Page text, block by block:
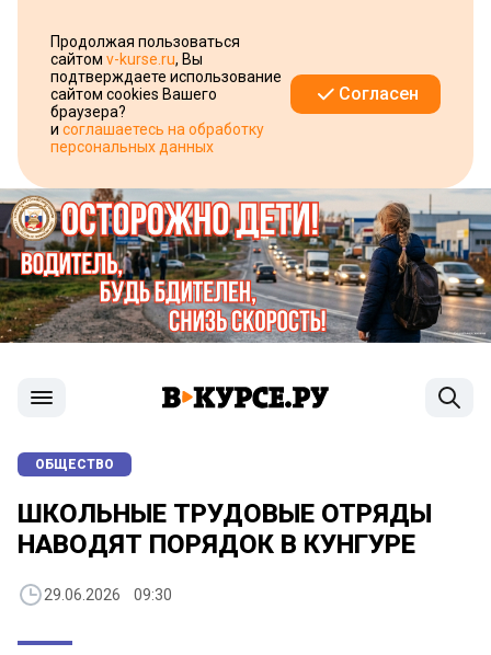
Продолжая пользоваться
сайтом v-kurse.ru, Вы
подтверждаете использование
сайтом cookies Вашего
браузера?
и соглашаетесь на обработку
персональных данных
Согласен
ОБЩЕСТВО
ШКОЛЬНЫЕ ТРУДОВЫЕ ОТРЯДЫ
НАВОДЯТ ПОРЯДОК В КУНГУРЕ
29.06.2026 09:30